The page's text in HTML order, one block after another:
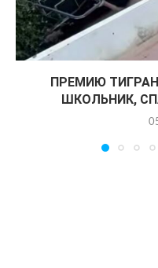
ПРЕМИЮ
ШКОЛЬНИК,